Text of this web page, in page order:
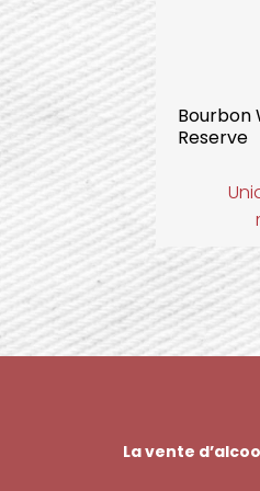
Bourbon
Reserve
La vente